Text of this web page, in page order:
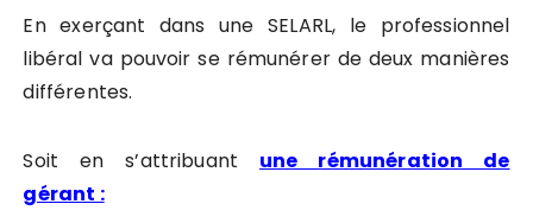
En exerçant dans une SELARL, le professionnel
libéral va pouvoir se rémunérer de deux manières
différentes.
Soit en s’attribuant une rémunération de
gérant :